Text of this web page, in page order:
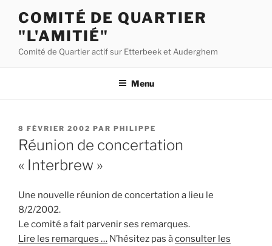
contenu
principal
COMITÉ DE QUARTIER
"L'AMITIÉ"
Comité de Quartier actif sur Etterbeek et Auderghem
Menu
PUBLIÉ
LE
8 FÉVRIER 2002 PAR PHILIPPE
Réunion de concertation
« Interbrew »
Une nouvelle réunion de concertation a lieu le
8/2/2002.
Le comité a fait parvenir ses remarques.
Lire les remarques … N’hésitez pas àconsulter les